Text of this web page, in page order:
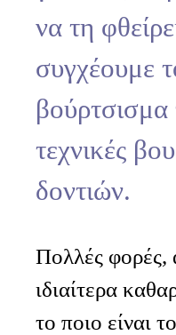
να τη
συγχέουμε
βούρτσισμα
τεχνικές
δοντιών.
Πολλές φορές,
ιδιαίτερα
το ποιο είναι